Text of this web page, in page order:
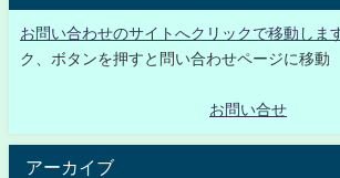
お問い合わせのサイトへクリックで移動しま
ク、ボタンを押すと問い合わせページに移動
お問い合せ
アーカイブ